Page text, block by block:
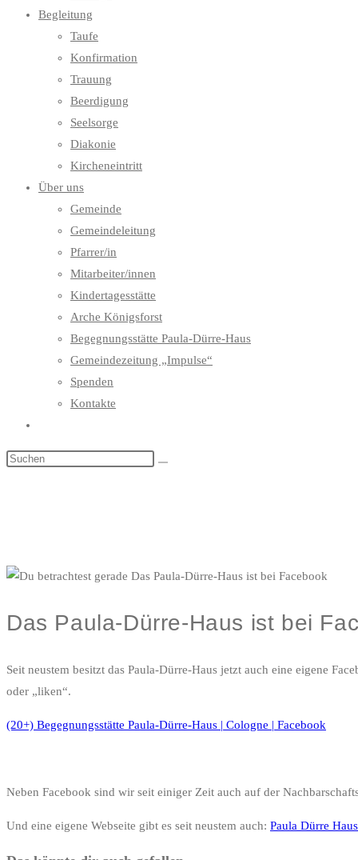
Begleitung
Taufe
Konfirmation
Trauung
Beerdigung
Seelsorge
Diakonie
Kircheneintritt
Über uns
Gemeinde
Gemeindeleitung
Pfarrer/in
Mitarbeiter/innen
Kindertagesstätte
Arche Königsforst
Begegnungsstätte Paula-Dürre-Haus
Gemeindezeitung „Impulse“
Spenden
Kontakte
umschalten
Das Paula-Dürre-Haus ist bei
Seit neustem besitzt das Paula-Dürre-Haus jetzt auch eine eigene
oder „liken“.
(20+) Begegnungsstätte Paula-Dürre-Haus | Cologne | Facebook
Neben Facebook sind wir seit einiger Zeit auch auf der
Und eine eigene Webseite gibt es seit neustem auch: Paula Dürre